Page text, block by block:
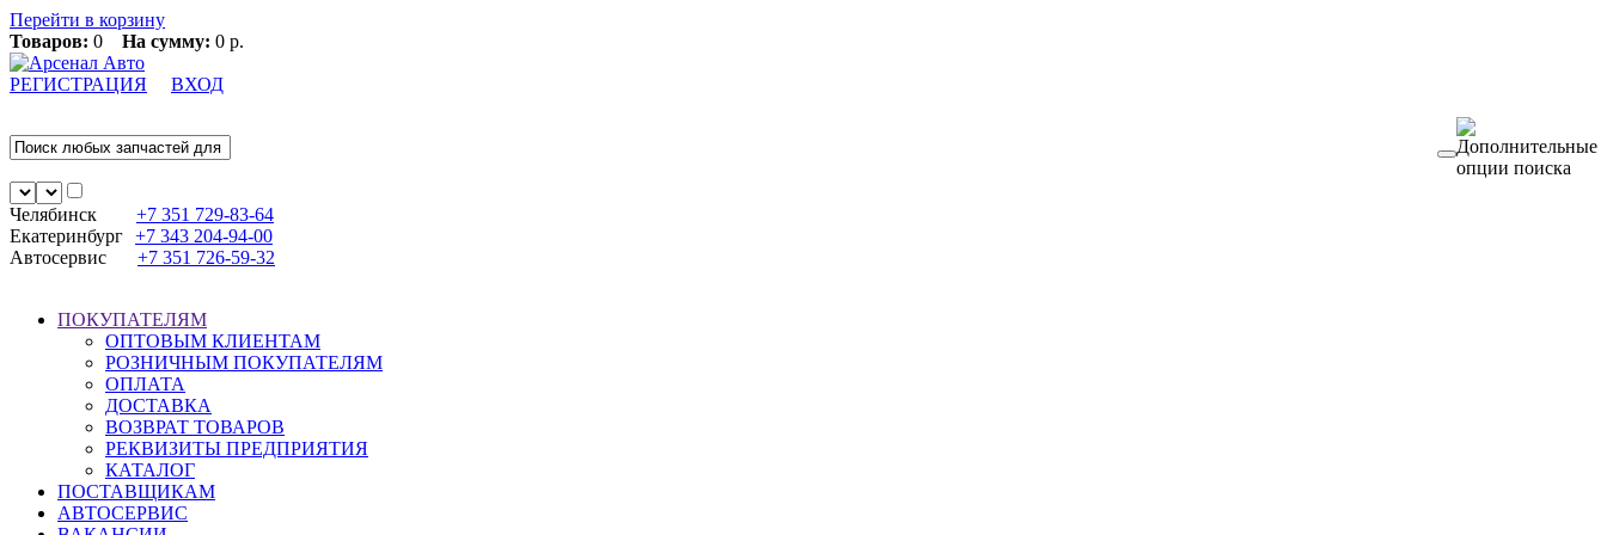
Перейти в корзину
Товаров: 0 На сумму: 0 р.
РЕГИСТРАЦИЯ ВХОД
Челябинск +7 351 729-83-64
Екатеринбург +7 343 204-94-00
Автосервис
+7 351 726-59-32
ПОКУПАТЕЛЯМ
ОПТОВЫМ КЛИЕНТАМ
РОЗНИЧНЫМ ПОКУПАТЕЛЯМ
ОПЛАТА
ДОСТАВКА
ВОЗВРАТ ТОВАРОВ
РЕКВИЗИТЫ ПРЕДПРИЯТИЯ
КАТАЛОГ
ПОСТАВЩИКАМ
АВТОСЕРВИС